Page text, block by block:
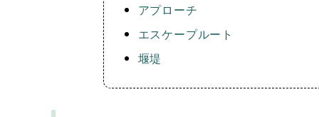
アプローチ
エスケープルート
堰堤